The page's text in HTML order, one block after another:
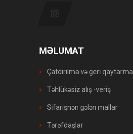
MƏLUMAT
Çatdırılma və geri qaytarma
Təhlükəsiz alış -veriş
Sifarişnən gələn mallar
Tərəfdaşlar